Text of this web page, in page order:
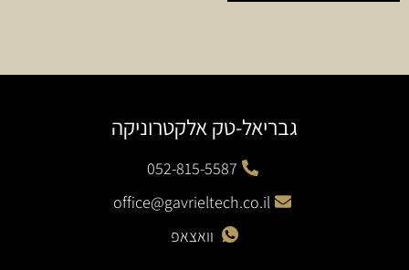
גבריאל-טק אלקטרוניקה
052-815-5587
office@gavrieltech.co.il
וואצאפ